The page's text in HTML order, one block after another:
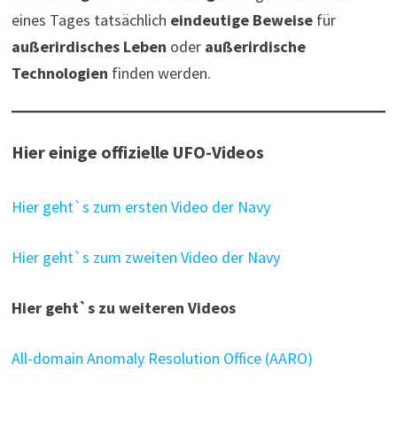
eines Tages tatsächlich eindeutige Beweise für
außerirdisches Leben oder außerirdische
Technologien finden werden.
Hier einige offizielle UFO-Videos
Hier geht`s zum ersten Video der Navy
Hier geht`s zum zweiten Video der Navy
Hier geht`s zu weiteren Videos
All-domain Anomaly Resolution Office (AARO)